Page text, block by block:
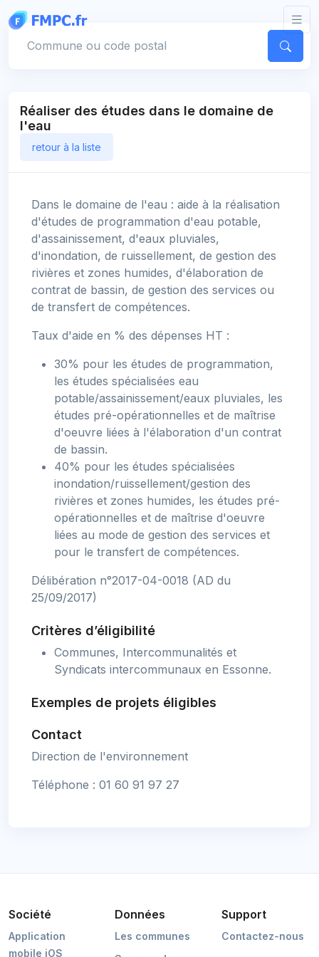
Réaliser des études dans le domaine de
l'eau
retour à la liste
Dans le domaine de l'eau : aide à la réalisation
d'études de programmation d'eau potable,
d'assainissement, d'eaux pluviales,
d'inondation, de ruissellement, de gestion des
rivières et zones humides, d'élaboration de
contrat de bassin, de gestion des services ou
de transfert de compétences.
Taux d'aide en % des dépenses HT :
30% pour les études de programmation,
les études spécialisées eau
potable/assainissement/eaux pluviales, les
études pré-opérationnelles et de maîtrise
d'oeuvre liées à l'élaboration d'un contrat
de bassin.
40% pour les études spécialisées
inondation/ruissellement/gestion des
rivières et zones humides, les études pré-
opérationnelles et de maîtrise d'oeuvre
liées au mode de gestion des services et
pour le transfert de compétences.
Délibération n°2017-04-0018 (AD du
25/09/2017)
Critères d’éligibilité
Communes, Intercommunalités et
Syndicats intercommunaux en Essonne.
Exemples de projets éligibles
Contact
Direction de l'environnement
Téléphone : 01 60 91 97 27
Société
Application
mobile iOS
Données
Les communes
Support
Contactez-nous
Panneau de gestion des cookies